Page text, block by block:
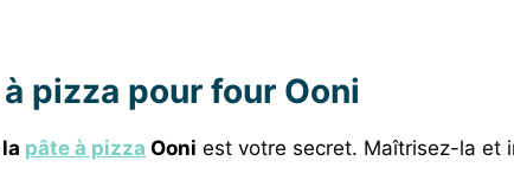
pizza pour four Ooni
pâte à pizza Ooni est votre secret. Maîtrisez-la et